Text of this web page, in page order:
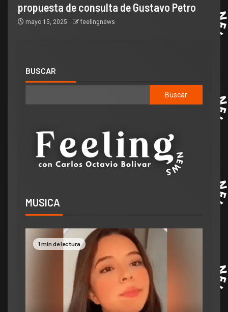
propuesta de consulta de Gustavo Petro
mayo 15, 2025 feelingnews
BUSCAR
Buscar
MUSICA
1 min de lectura